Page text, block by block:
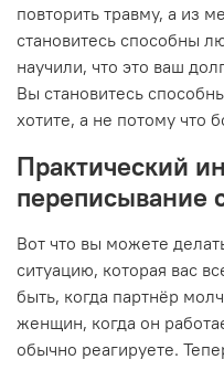
повторить травму, а из
становитесь способны
научили, что это ваш
Вы становитесь
хотите, а не потому что
Практический
переписывание
Вот что вы можете
ситуацию, которая вас
быть, когда партнёр
женщин, когда он
обычно реагируете.